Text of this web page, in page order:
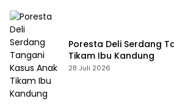
Poresta Deli Serdang
Tikam Ibu Kandung
28 Juli 2026